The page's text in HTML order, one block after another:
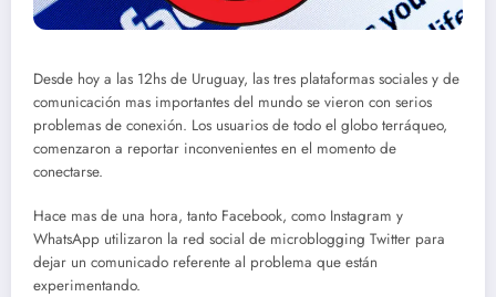
Desde hoy a las 12hs de Uruguay, las tres plataformas sociales y de
comunicación mas importantes del mundo se vieron con serios
problemas de conexión. Los usuarios de todo el globo terráqueo,
comenzaron a reportar inconvenientes en el momento de
conectarse.
Hace mas de una hora, tanto Facebook, como Instagram y
WhatsApp utilizaron la red social de microblogging Twitter para
dejar un comunicado referente al problema que están
experimentando.